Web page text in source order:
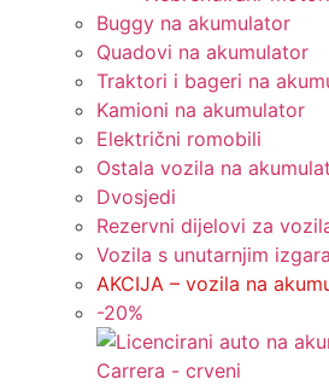
Buggy na akumulator
Quadovi na akumulator
Traktori i bageri na
Kamioni na akumulator
Električni romobili
Ostala vozila na
Dvosjedi
Rezervni dijelovi za
Vozila s unutarnjim
AKCIJA – vozila na
-20%